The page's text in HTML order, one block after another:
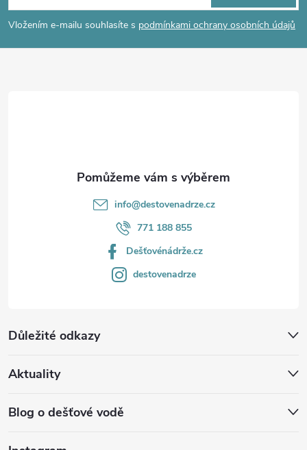
pVložením e-mailu souhlasíte s podmínkami ochrany osobních údajů
Důležité odkazy
Aktuality
Blog o dešťové vodě
info@destovenadrze.cz
771 188 855
Dešťovénádrže.cz
destovenadrze